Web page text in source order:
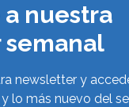
nuestra
newsletter y
lo más nuevo del